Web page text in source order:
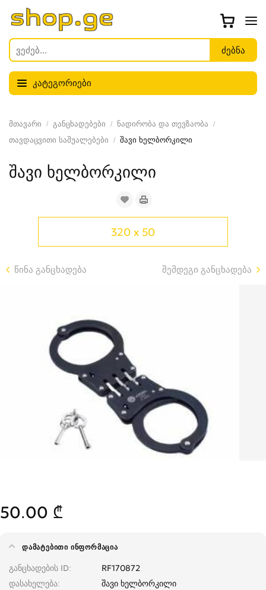
კატეგორიები
მთავარი განცხადებები
ნადირობა და თევზაობა
თავდაცვითი საშუალებები
შავი ხელბორკილი
შავი ხელბორკილი
320 x 50
წინა განცხადება შემდეგი განცხადება
50.00 ₾
ᲓᲐᲛᲐᲢᲔᲑᲘᲗᲘ ᲘᲜᲤᲝᲠᲛᲐᲪᲘᲐ
განცხადების ID
RF170872
დასახელება
შავი ხელბორკილი